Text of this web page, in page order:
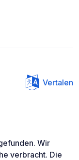
Vertalen
Wir
verbracht. Die